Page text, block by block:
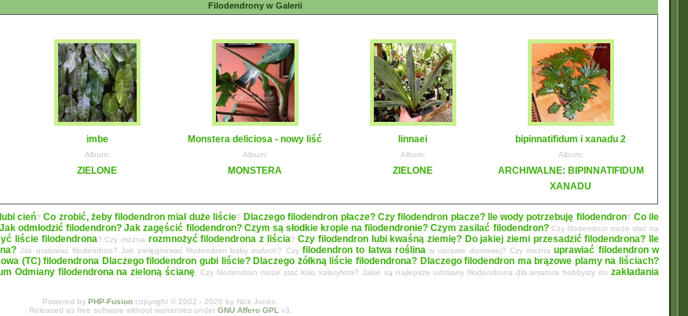
Filodendrony w Galerii
imbe
Album:
ZIELONE
Monstera deliciosa - nowy liść
Album:
MONSTERA
linnaei
Album:
ZIELONE
bipinnatifidum i xanadu 2
Album:
ARCHIWALNE: BIPINNATIFIDUM
XANADU
cień?Co zrobić, żeby filodendron miał duże liście? Dlaczego filodendron płacze? Czy filodendron płacze? Ile wody potrzebuję filodendron? Co ile
Jak odmłodzić filodendron? Jak zagęścić filodendron? Czym są słodkie krople na filodendronie? Czym zasilać filodendron?Czy filodendron może stać na
liście filodendrona? Czy można rozmnożyć filodendrona z liścia?Czy filodendron lubi kwaśną ziemię? Do jakiej ziemi przesadzić filodendrona?
Ile
Jak uratować filodendron? Jak pielęgnować filodendron baby maluch? Czy filodendron to łatwa roślina w uprawie domowej? Czy możnauprawiać filodendron w
(TC) filodendrona Dlaczego filodendron gubi liście? Dlaczego żółkną liście filodendrona? Dlaczego filodendron ma brązowe plamy na liściach?
Odmiany filodendrona na zieloną ścianę , Czy filodendron może stać koło kaloryfera? Jakie są najlepsze odmiany filodendrona dla amatora hobbysty dozakładania
Powered by PHP-Fusion copyright © 2002 - 2026 by Nick Jones.
Released as free software without warranties under GNU Affero GPL v3.